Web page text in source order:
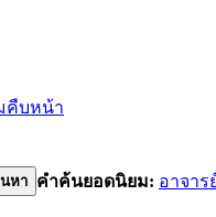
คืบหน้า
หา คำค้นยอดนิยม: อาจาร